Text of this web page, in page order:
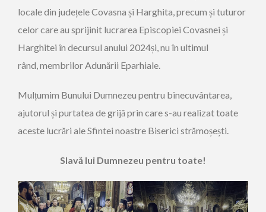
locale din județele Covasna și Harghita, precum și tuturor
celor care au sprijinit lucrarea Episcopiei Covasnei și
Harghitei în decursul anului 2024și, nu în ultimul
rând, membrilor Adunării Eparhiale.
Mulțumim Bunului Dumnezeu pentru binecuvântarea,
ajutorul și purtatea de grijă prin care s-au realizat toate
aceste lucrări ale Sfintei noastre Biserici strămoșești.
Slavă lui Dumnezeu pentru toate!